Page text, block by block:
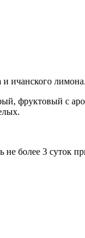
фруктовый с
более 3 суток